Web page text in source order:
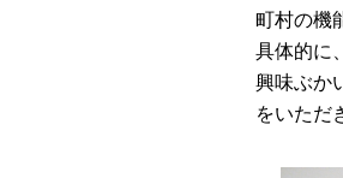
町村の機
具体的に
興味ぶか
をいただ